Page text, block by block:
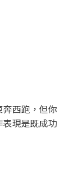
西跑，但你
現是既成功